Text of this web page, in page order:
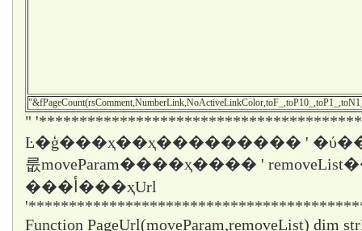
"
Ŀ�ģ���ҳ��ҳ��������� '
룺moveParam����ҳ���� '
���أ���ҳUrl
Function PageUrl(moveParam,removeList) dim